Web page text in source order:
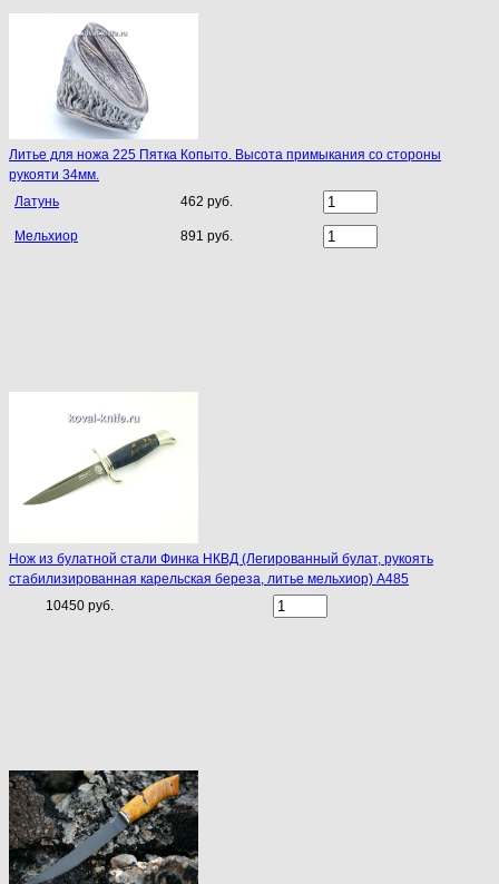
Литье для ножа 225 Пятка Копыто. Высота примыкания со стороны
рукояти 34мм.
Латунь
462 руб.
Мельхиор 891 руб.
Нож из булатной стали Финка НКВД (Легированный булат, рукоять
стабилизированная карельская береза, литье мельхиор) A485
10450 руб.